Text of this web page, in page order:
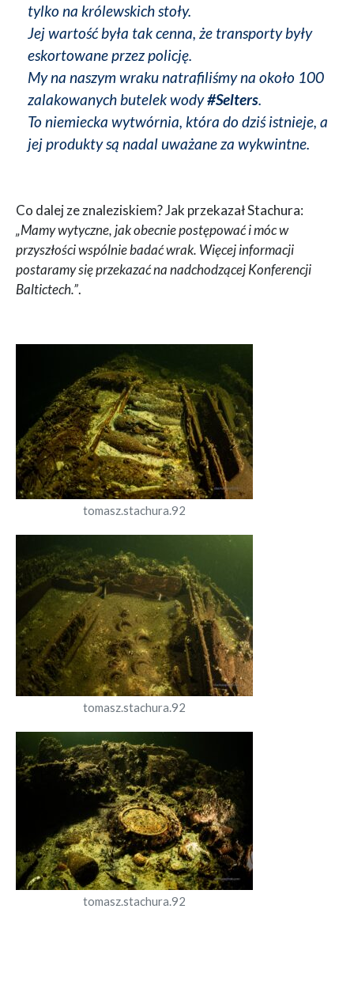
tylko na królewskich stoły.
Jej wartość była tak cenna, że transporty były
eskortowane przez policję.
My na naszym wraku natrafiliśmy na około 100
zalakowanych butelek wody#Selters.
To niemiecka wytwórnia, która do dziś istnieje, a
jej produkty są nadal uważane za wykwintne.
Co dalej ze znaleziskiem? Jak przekazał Stachura:
„Mamy wytyczne, jak obecnie postępować i móc w
przyszłości wspólnie badać wrak. Więcej informacji
postaramy się przekazać na nadchodzącej Konferencji
Baltictech.”.
tomasz.stachura.92
tomasz.stachura.92
tomasz.stachura.92